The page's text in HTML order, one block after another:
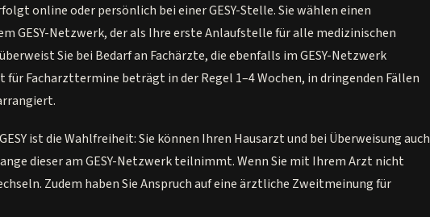
online oder persönlich bei einer GESY-Stelle. Sie wählen einen
GESY-Netzwerk, der als Ihre erste Anlaufstelle für alle medizinischen
Sie bei Bedarf an Fachärzte, die ebenfalls im GESY-Netzwerk
Facharzttermine beträgt in der Regel 1–4 Wochen, in dringenden Fällen
ist die Wahlfreiheit: Sie können Ihren Hausarzt und bei Überweisung auch
dieser am GESY-Netzwerk teilnimmt. Wenn Sie mit Ihrem Arzt nicht
Zudem haben Sie Anspruch auf eine ärztliche Zweitmeinung für